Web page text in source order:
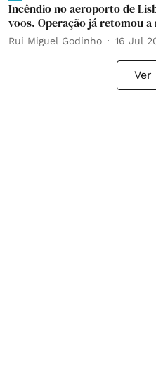
Incêndio no aeroporto de
voos. Operação já retomou
Rui Miguel Godinho 16 Jul
Ver